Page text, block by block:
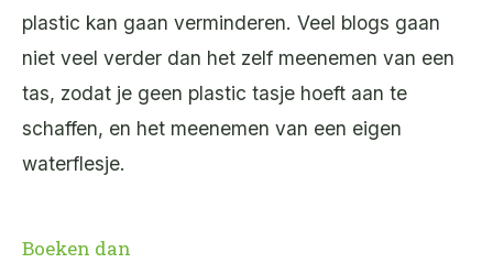
plastic kan gaan verminderen. Veel blogs gaan
niet veel verder dan het zelf meenemen van een
tas, zodat je geen plastic tasje hoeft aan te
schaffen, en het meenemen van een eigen
waterflesje.
Boeken dan